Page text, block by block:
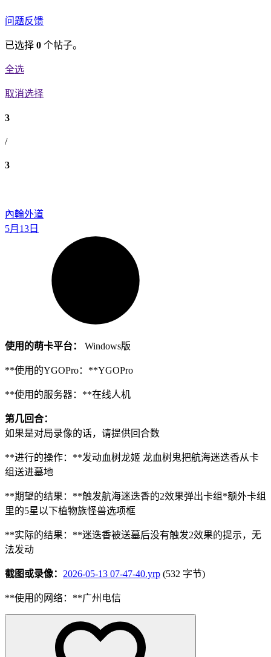
问题反馈
已选择 0 个帖子。
全选
取消选择
3
/
3
內輪外道
5月13日
使用的萌卡平台： Windows版
**使用的YGOPro：**YGOPro
**使用的服务器：**在线人机
第几回合：
如果是对局录像的话，请提供回合数
**进行的操作：**发动血树龙姬 龙血树鬼把航海迷迭香从卡
组送进墓地
**期望的结果：**触发航海迷迭香的2效果弹出卡组*额外卡组
里的5星以下植物族怪兽选项框
**实际的结果：**迷迭香被送墓后没有触发2效果的提示，无
法发动
截图或录像： 2026-05-13 07-47-40.yrp (532 字节)
**使用的网络：**广州电信